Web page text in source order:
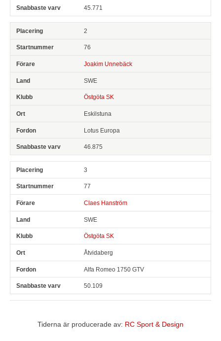
45.771
2
76
Joakim Unnebäck
SWE
Östgöta SK
Eskilstuna
Lotus Europa
46.875
3
77
Claes Hanström
SWE
Östgöta SK
Åtvidaberg
Alfa Romeo 1750 GTV
50.109
Tiderna är producerade av: RC Sport & Design